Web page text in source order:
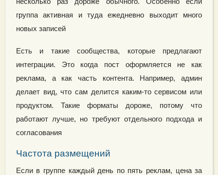
группа активная и туда ежедневно выходит много
новых записей
Есть и такие сообщества, которые предлагают
интеграции. Это когда пост оформляется не как
реклама, а как часть контента. Например, админ
делает вид, что сам делится каким-то сервисом или
продуктом. Такие форматы дороже, потому что
работают лучше, но требуют отдельного подхода и
согласования
Частота размещений
Если в группе каждый день по пять реклам, цена за